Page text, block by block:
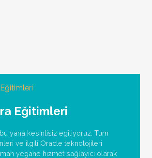
Eğitimleri
bu yana kesintisiz eğitiyoruz. Tüm
ve ilgili Oracle teknolojileri
yegane hizmet sağlayıcı olarak